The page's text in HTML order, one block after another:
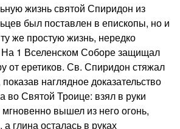
жизнь святой Спиридон из
был поставлен в епископы, но и
же простую жизнь, нередко
На 1 Вселенском Соборе защищал
от еретиков. Св. Спиридон стяжал
наглядное доказательство
во Святой Троице: взял в руки
вышел из него огонь,
глина осталась в руках